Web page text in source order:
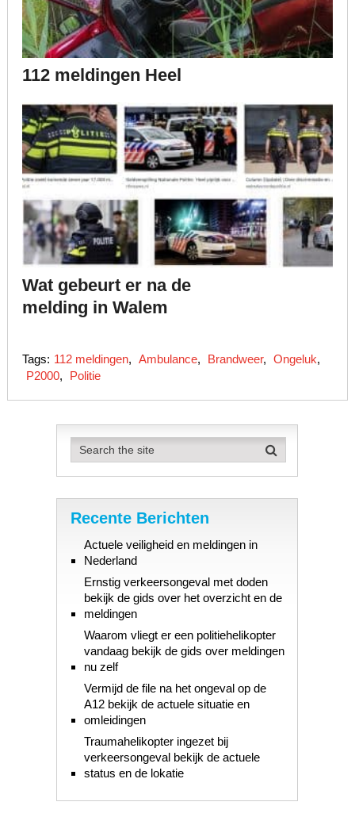
112 meldingen Heel
Wat gebeurt er na de
melding in Walem
Tags: 112 meldingen, Ambulance, Brandweer, Ongeluk,
P2000, Politie
Recente Berichten
Actuele veiligheid en meldingen in
Nederland
Ernstig verkeersongeval met doden
bekijk de gids over het overzicht en de
meldingen
Waarom vliegt er een politiehelikopter
vandaag bekijk de gids over meldingen
nu zelf
Vermijd de file na het ongeval op de
A12 bekijk de actuele situatie en
omleidingen
Traumahelikopter ingezet bij
verkeersongeval bekijk de actuele
status en de lokatie